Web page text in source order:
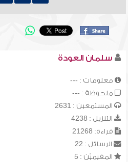
سلمان العودة
معلومات : ---
ملحوظة : ---
المستمعين : 2631
التنزيل : 4238
قراءة: 21268
الرسائل : 22
المقيميّن : 5